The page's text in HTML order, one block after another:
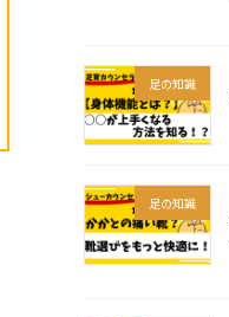
足の知識
足の知識